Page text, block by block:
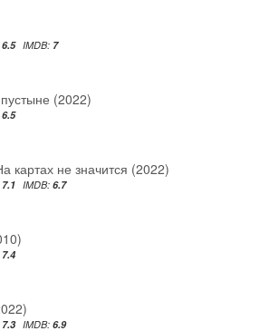
6.5 IMDB: 7
(2022)
6.5
картах не значится (2022)
7.1 IMDB: 6.7
7.4
7.3 IMDB: 6.9